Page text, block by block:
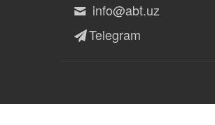
info@abt.uz
Telegram